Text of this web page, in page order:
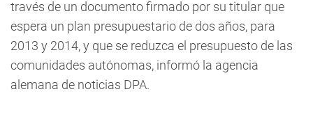
través de un documento firmado por su titular que
espera un plan presupuestario de dos años, para
2013 y 2014, y que se reduzca el presupuesto de las
comunidades autónomas, informó la agencia
alemana de noticias DPA.